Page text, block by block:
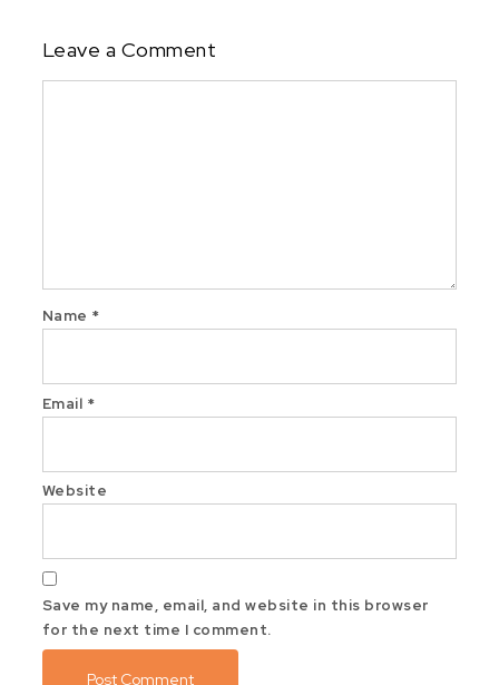
Leave a Comment
Name *
Email *
Website
Save my name, email, and website in this browser
for the next time I comment.